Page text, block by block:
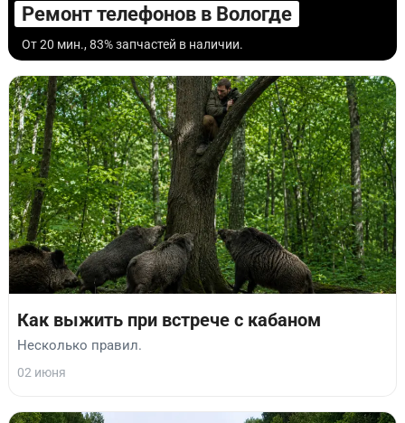
Ремонт телефонов в Вологде
От 20 мин., 83% запчастей в наличии.
Как выжить при встрече с кабаном
Несколько правил.
02 июня